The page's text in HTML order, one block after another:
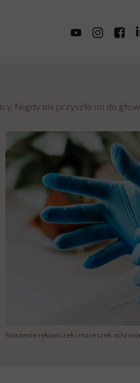
Nigdy nie przyszło mi do
Noszenie rękawiczek i maseczek